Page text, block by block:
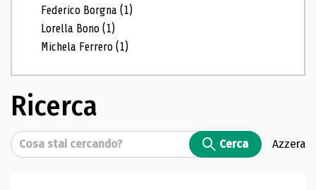
Federico Borgna(1)
Lorella Bono(1)
Michela Ferrero(1)
Ricerca
Cerca Cerca Azzera